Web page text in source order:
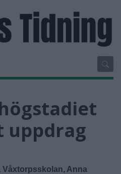
uppdrag
Våxtorpsskolan, Anna